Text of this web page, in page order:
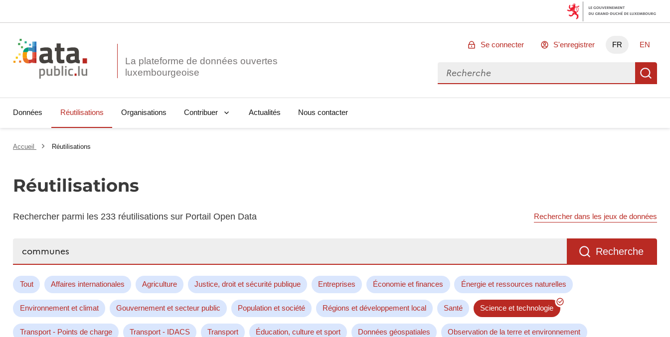
La plateforme de données ouvertes
Se connecter S'enregistrer FR EN
Rechercher des données
Données Réutilisations Organisations Contribuer Actualités Nous contacter
Accueil Réutilisations
Réutilisations
Rechercher parmi les 233 réutilisations sur Portail Open Data Rechercher dans les jeux de données
Recherche
Tout Affaires internationales Agriculture Justice, droit et sécurité publique Entreprises Économie et finances Énergie et ressources naturelles
Environnement et climat Gouvernement et secteur public Population et société Régions et développement local Santé Science et technologie
Transport - Points de charge Transport - IDACS Transport Éducation, culture et sport Données géospatiales Observation de la terre et environnement